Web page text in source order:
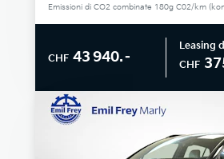
Emissioni di CO2 combinate 180g C02/km
CHF 43 940.–
Leasing
CHF